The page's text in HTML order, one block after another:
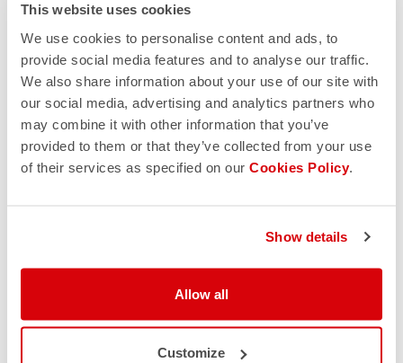
This website uses cookies
We use cookies to personalise content and ads, to
provide social media features and to analyse our traffic.
We also share information about your use of our site with
our social media, advertising and analytics partners who
may combine it with other information that you’ve
provided to them or that they’ve collected from your use
of their services as specified on our Cookies Policy.
Show details
Allow all
Customize